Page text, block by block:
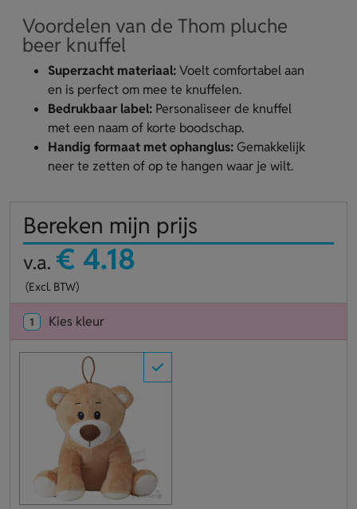
Voordelen van de Thom pluche
beer knuffel
Superzacht materiaal:Voelt comfortabel aan
en is perfect om mee te knuffelen.
Bedrukbaar label: Personaliseer de knuffel
met een naam of korte boodschap.
Handig formaat met ophanglus:Gemakkelijk
neer te zetten of op te hangen waar je wilt.
Bereken mijn prijs
v.a. € 4.18
(Excl. BTW)
1 Kies kleur